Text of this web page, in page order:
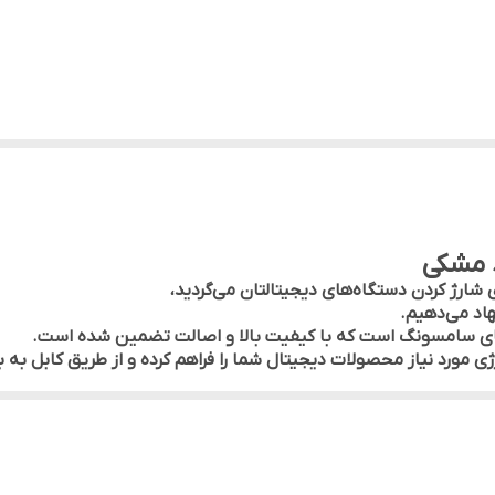
شارژ کردن دستگاه‌های دیجیتالتان می‌گردید،
سامسونگ است که با کیفیت بالا و اصالت تضمین شده است.
و به شما در خرید محصول مشاوره میدهند.